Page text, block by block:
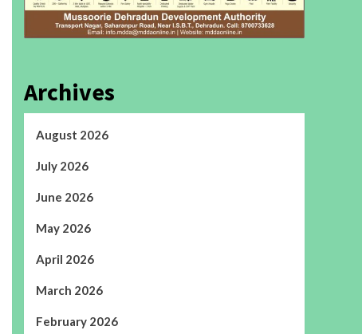
Archives
August 2026
July 2026
June 2026
May 2026
April 2026
March 2026
February 2026